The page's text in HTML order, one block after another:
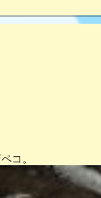
コ。